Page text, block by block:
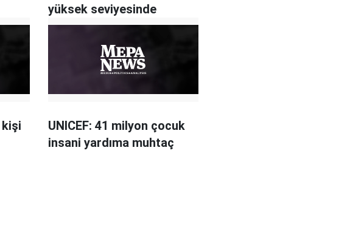
yüksek seviyesinde
kişi
UNICEF: 41 milyon çocuk
insani yardıma muhtaç